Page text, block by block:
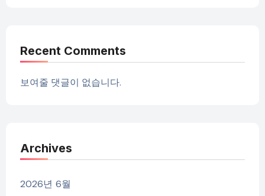
Recent Comments
보여줄 댓글이 없습니다.
Archives
2026년 6월